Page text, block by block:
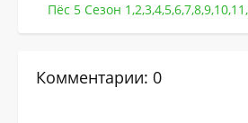
Пёс 5 Сезон
Комментарии: 0